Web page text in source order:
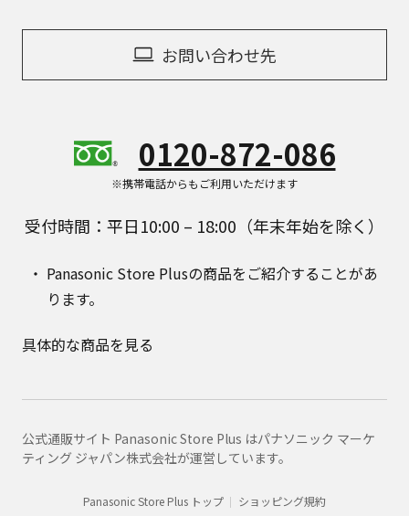
お問い合わせ先
0120-872-086
※携帯電話からもご利用いただけます
受付時間：平日10:00 – 18:00（年末年始を除く）
Panasonic Store Plusの商品をご紹介することがあ
ります。
具体的な商品を見る
公式通販サイト Panasonic Store Plus はパナソニック マーケ
ティング ジャパン株式会社が運営しています。
Panasonic Store Plus トップ
ショッピング規約